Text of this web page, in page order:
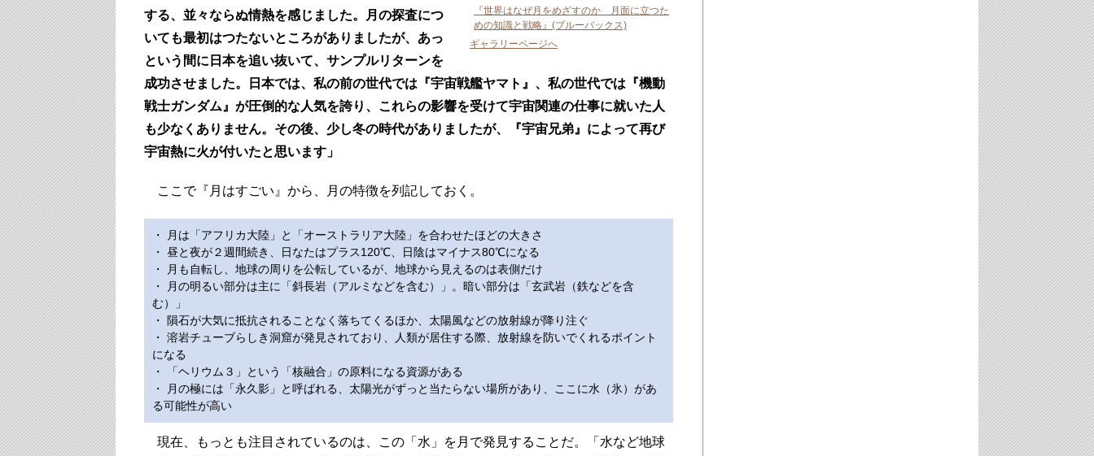
『世界はなぜ月をめざすのか 月面に立つた
めの知識と戦略』(ブルーバックス)
ギャラリーページへ
する、並々ならぬ情熱を感じました。月の探査につ
いても最初はつたないところがありましたが、あっ
という間に日本を追い抜いて、サンプルリターンを
成功させました。日本では、私の前の世代では『宇宙戦艦ヤマト』、私の世代では『機動
戦士ガンダム』が圧倒的な人気を誇り、これらの影響を受けて宇宙関連の仕事に就いた人
も少なくありません。その後、少し冬の時代がありましたが、『宇宙兄弟』によって再び
宇宙熱に火が付いたと思います」
ここで『月はすごい』から、月の特徴を列記しておく。
・ 月は「アフリカ大陸」と「オーストラリア大陸」を合わせたほどの大きさ
・ 昼と夜が２週間続き、日なたはプラス120℃、日陰はマイナス80℃になる
・ 月も自転し、地球の周りを公転しているが、地球から見えるのは表側だけ
・ 月の明るい部分は主に「斜長岩（アルミなどを含む）」。暗い部分は「玄武岩（鉄などを含
む）」
・ 隕石が大気に抵抗されることなく落ちてくるほか、太陽風などの放射線が降り注ぐ
・ 溶岩チューブらしき洞窟が発見されており、人類が居住する際、放射線を防いでくれるポイント
になる
・ 「ヘリウム３」という「核融合」の原料になる資源がある
・ 月の極には「永久影」と呼ばれる、太陽光がずっと当たらない場所があり、ここに水（氷）があ
る可能性が高い
現在、もっとも注目されているのは、この「水」を月で発見することだ。「水など地球